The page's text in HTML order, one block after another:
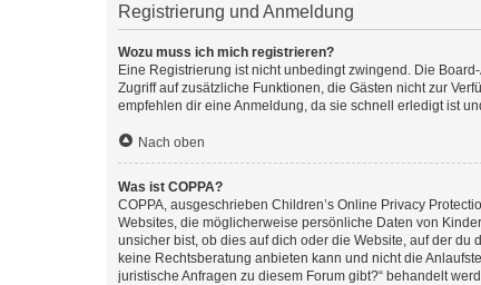
Registrierung und Anmeldung
Wozu muss ich mich registrieren?
Eine Registrierung ist nicht unbedingt zwingend. Die
Zugriff auf zusätzliche Funktionen, die Gästen nicht zur
empfehlen dir eine Anmeldung, da sie schnell erledigt ist
Nach oben
Was ist COPPA?
COPPA, ausgeschrieben Children’s Online Privacy
Websites, die möglicherweise persönliche Daten von
unsicher bist, ob dies auf dich oder die Website, auf der
keine Rechtsberatung anbieten kann und nicht die
juristische Anfragen zu diesem Forum gibt?“ behandelt